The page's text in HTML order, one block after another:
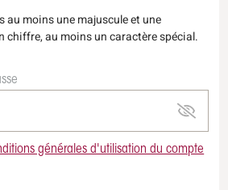
au moins une majuscule et une
chiffre, au moins un caractère spécial.
générales d'utilisation du compte